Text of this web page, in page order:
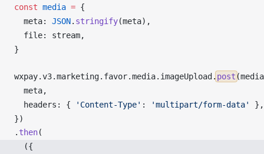
const media = {
meta: JSON. stringify(meta),
file: stream,
}
wxpay.v3.marketing. favor.media. imageUpload . post (media
meta,
headers : { 'Content-Type' : 'multipart/form-data'
},
})
. then(
  ({